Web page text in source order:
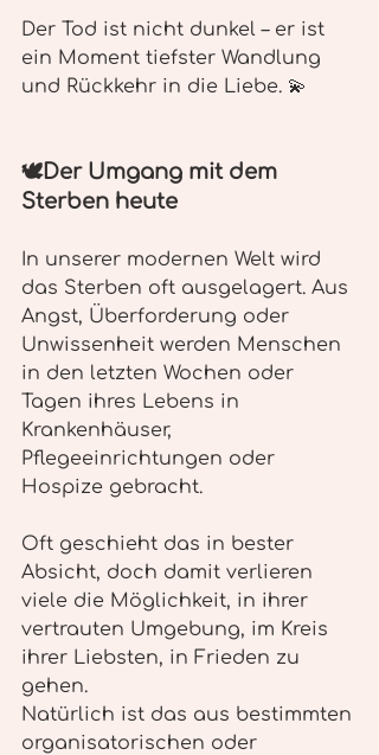
Der Tod ist nicht dunkel – er ist
ein Moment tiefster Wandlung
und Rückkehr in die Liebe. 💫
🕊️Der Umgang mit dem
Sterben heute
In unserer modernen Welt wird
das Sterben oft ausgelagert. Aus
Angst, Überforderung oder
Unwissenheit werden Menschen
in den letzten Wochen oder
Tagen ihres Lebens in
Krankenhäuser,
Pflegeeinrichtungen oder
Hospize gebracht.
Oft geschieht das in bester
Absicht, doch damit verlieren
viele die Möglichkeit, in ihrer
vertrauten Umgebung, im Kreis
ihrer Liebsten, in Frieden zu
gehen.
Natürlich ist das aus bestimmten
organisatorischen oder